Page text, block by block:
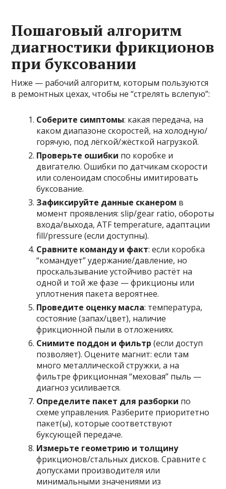
Пошаговый алгоритм
диагностики фрикционов
при буксовании
Ниже — рабочий алгоритм, которым пользуются
в ремонтных цехах, чтобы не “стрелять вслепую”:
Соберите симптомы: какая передача, на
каком диапазоне скоростей, на холодную/
горячую, под лёгкой/жёсткой нагрузкой.
Проверьте ошибки по коробке и
двигателю. Ошибки по датчикам скорости
или соленоидам способны имитировать
буксование.
Зафиксируйте данные сканером в
момент проявления: slip/gear ratio, обороты
входа/выхода, ATF temperature, адаптации
fill/pressure (если доступны).
Сравните команду и факт: если коробка
“командует” удержание/давление, но
проскальзывание устойчиво растёт на
одной и той же фазе — фрикционы или
уплотнения пакета вероятнее.
Проведите оценку масла: температура,
состояние (запах/цвет), наличие
фрикционной пыли в отложениях.
Снимите поддон и фильтр (если доступ
позволяет). Оцените магнит: если там
много металлической стружки, а на
фильтре фрикционная “меховая” пыль —
диагноз усиливается.
Определите пакет для разборки по
схеме управления. Разберите приоритетно
пакет(ы), которые соответствуют
буксующей передаче.
Измерьте геометрию и толщину
фрикционов/стальных дисков. Сравните с
допусками производителя или
минимальными значениями из